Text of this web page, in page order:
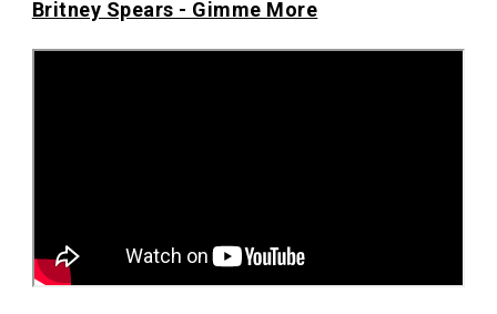
Britney Spears - Gimme More